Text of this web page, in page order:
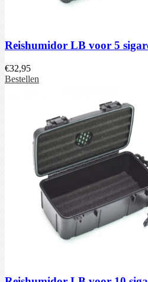
Reishumidor LB voor 5
€32,95
Bestellen